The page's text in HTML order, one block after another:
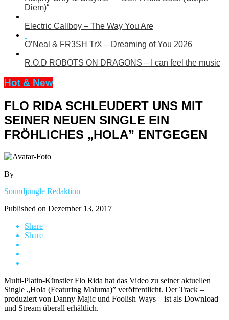
Diem)“
Electric Callboy – The Way You Are
O’Neal & FR3SH TrX – Dreaming of You 2026
R.O.D ROBOTS ON DRAGONS – I can feel the music
Hot & New
FLO RIDA SCHLEUDERT UNS MIT
SEINER NEUEN SINGLE EIN
FRÖHLICHES „HOLA” ENTGEGEN
By
Soundjungle Redaktion
Published on Dezember 13, 2017
Share
Share
Multi-Platin-Künstler Flo Rida hat das Video zu seiner aktuellen
Single „Hola (Featuring Maluma)” veröffentlicht. Der Track –
produziert von Danny Majic und Foolish Ways – ist als Download
und Stream überall erhältlich.